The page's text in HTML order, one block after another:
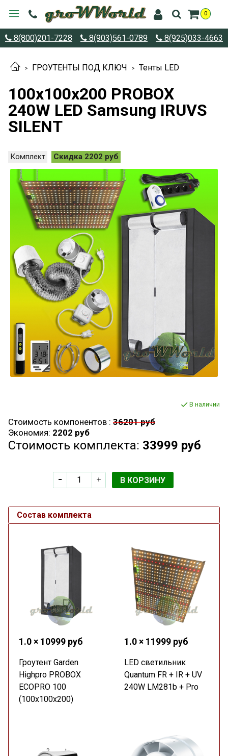
0
8(800)201-7228 8(903)561-0789 8(925)033-4663
ГРОУТЕНТЫ ПОД КЛЮЧ Тенты LED
100х100х200 PROBOX
240W LED Samsung IRUVS
SILENT
Комплект Скидка 2202 руб
В наличии
Стоимость компонентов : 36201 руб
Экономия: 2202 руб
Стоимость комплекта: 33999 руб
В КОРЗИНУ
Состав комплекта
1.0 × 10999 руб
Гроутент Garden
Highpro PROBOX
ECOPRO 100
(100x100x200)
1.0 × 11999 руб
LED светильник
Quantum FR + IR + UV
240W LM281b + Pro